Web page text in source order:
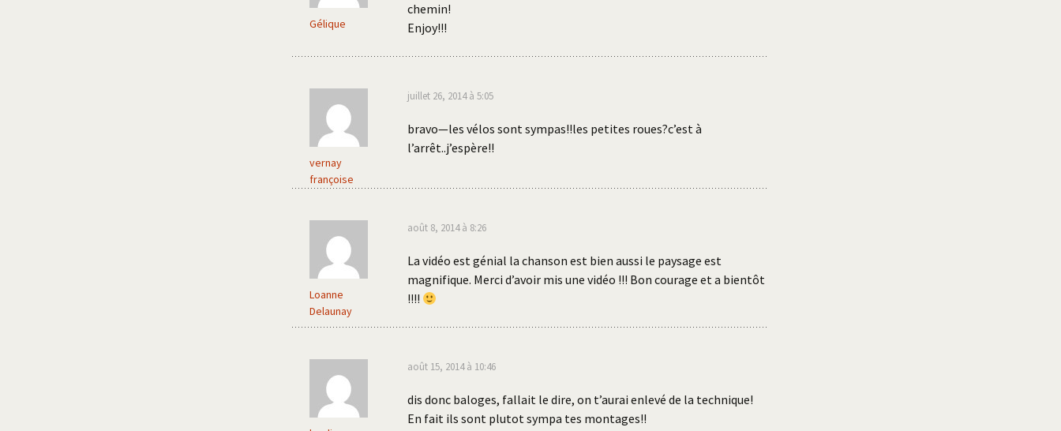
Gélique
chemin!
Enjoy!!!
vernay
françoise
juillet 26, 2014 à 5:05
bravo—les vélos sont sympas!!les petites roues?c’est à
l’arrêt..j’espère!!
Loanne
Delaunay
août 8, 2014 à 8:26
La vidéo est génial la chanson est bien aussi le paysage est
magnifique. Merci d’avoir mis une vidéo !!! Bon courage et a bientôt
!!!!
août 15, 2014 à 10:46
dis donc baloges, fallait le dire, on t’aurai enlevé de la technique!
En fait ils sont plutot sympa tes montages!!